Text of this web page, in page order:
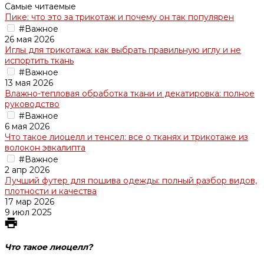
Самые читаемые
Пике: что это за трикотаж и почему он так популярен
#Важное
26 мая 2026
Иглы для трикотажа: как выбрать правильную иглу и не
испортить ткань
#Важное
13 мая 2026
Влажно-тепловая обработка ткани и декатировка: полное
руководство
#Важное
6 мая 2026
Что такое лиоцелл и тенсел: все о тканях и трикотаже из
волокон эвкалипта
#Важное
2 апр 2026
Лучший футер для пошива одежды: полный разбор видов,
плотности и качества
17 мар 2026
9 июл 2025
Что такое лиоцелл?